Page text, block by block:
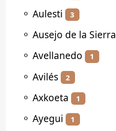
⚬ Aulesti 3
⚬ Ausejo de la Sierra
⚬ Avellanedo 1
⚬ Avilés 2
⚬ Axkoeta 1
⚬ Ayegui 1